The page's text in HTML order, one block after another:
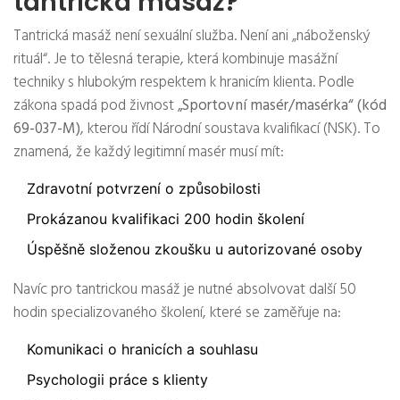
Tantrická masáž není sexuální služba. Není ani „náboženský
rituál“. Je to tělesná terapie, která kombinuje masážní
techniky s hlubokým respektem k hranicím klienta. Podle
zákona spadá pod živnost„Sportovní masér/masérka“ (kód
69-037-M), kterou řídí Národní soustava kvalifikací (NSK). To
znamená, že každý legitimní masér musí mít:
Zdravotní potvrzení o způsobilosti
Prokázanou kvalifikaci 200 hodin školení
Úspěšně složenou zkoušku u autorizované osoby
Navíc pro tantrickou masáž je nutné absolvovat další 50
hodin specializovaného školení, které se zaměřuje na:
Komunikaci o hranicích a souhlasu
Psychologii práce s klienty